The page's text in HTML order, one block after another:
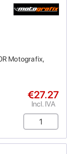
Motografix,
€27.27
Incl. IVA